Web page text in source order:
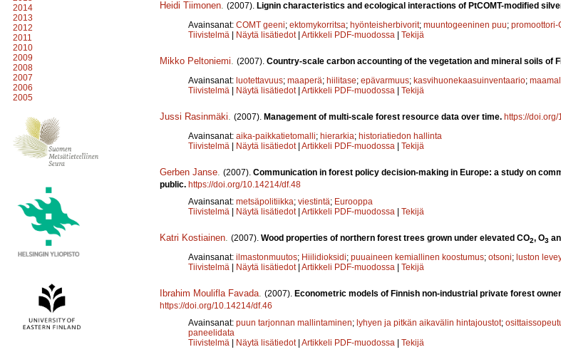
2014
2013
2012
2011
2010
2009
2008
2007
2006
2005
Heidi Tiimonen (2007). Lignin characteristics and ecological interactions of PtCOMT-modified
Avainsanat: COMT geeni; ektomykorritsa; hyönteisherbivorit; muuntogeeninen puu; promoottori-
Tiivistelmä | Näytä lisätiedot | Artikkeli PDF-muodossa | Tekijä
Mikko Peltoniemi (2007). Country-scale carbon accounting of the vegetation and mineral soils of
Avainsanat: luotettavuus; maaperä; hiilitase; epävarmuus; kasvihuonekaasuinventaario;
Tiivistelmä | Näytä lisätiedot | Artikkeli PDF-muodossa | Tekijä
Jussi Rasinmäki (2007). Management of multi-scale forest resource data over time. https://
Avainsanat: aika-paikkatietomalli; hierarkia; historiatiedon hallinta
Tiivistelmä | Näytä lisätiedot | Artikkeli PDF-muodossa | Tekijä
Gerben Janse (2007). Communication in forest policy decision-making in Europe: a study on
public. https://doi.org/10.14214/df.48
Avainsanat: metsäpolitiikka; viestintä; Eurooppa
Tiivistelmä | Näytä lisätiedot | Artikkeli PDF-muodossa | Tekijä
Katri Kostiainen (2007). Wood properties of northern forest trees grown under elevated CO2, O3
Avainsanat: ilmastonmuutos; Hiilidioksidi; puuaineen kemiallinen koostumus; otsoni; luston
Tiivistelmä | Näytä lisätiedot | Artikkeli PDF-muodossa | Tekijä
Ibrahim Moulifla Favada (2007). Econometric models of Finnish non-industrial private forest
https://doi.org/10.14214/df.46
Avainsanat: puun tarjonnan mallintaminen; lyhyen ja pitkän aikavälin hintajoustot;
paneelidata
Tiivistelmä | Näytä lisätiedot | Artikkeli PDF-muodossa | Tekijä